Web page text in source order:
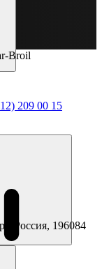
Broil
209 00 15
Россия, 196084